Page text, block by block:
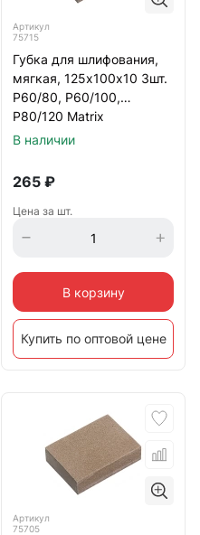
Артикул
75715
Губка для шлифования,
мягкая, 125х100х10 3шт.
Р60/80, Р60/100,
Р80/120 Matrix
В наличии
265 ₽
Цена за шт.
В корзину
Купить по оптовой цене
Артикул
75705